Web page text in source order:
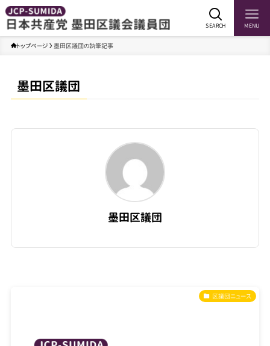
SEARCH MENU
トップページ 墨田区議団の執筆記事
墨田区議団
墨田区議団
区議団ニュース